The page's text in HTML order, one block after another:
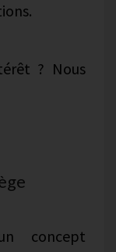
? Nous
concept